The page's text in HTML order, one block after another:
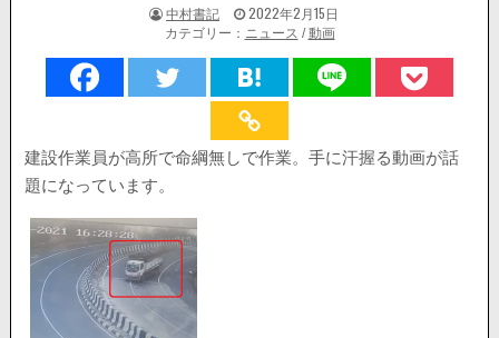
著
者:
中村書記
掲
載
日：
2022年2月15日
カテゴリー： ニュース /動画
建設作業員が高所で命綱無しで作業。手に汗握る動画が話
題になっています。